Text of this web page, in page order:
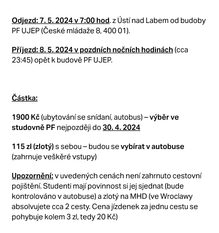
Odjezd: 7. 5. 2024 v 7:00 hod. z Ústí nad Labem od budoby
PF UJEP (České mládaže 8, 400 01).
Příjezd: 8. 5. 2024 v pozdních nočních hodinách(cca
23:45) opět k budově PF UJEP.
Částka:
1900 Kč(ubytování se snídaní, autobus) –výběr ve
studovně PF nejpozději do30. 4. 2024
115 zl (zlotý)s sebou – budou sevybírat v autobuse
(zahrnuje veškěré vstupy)
Upozornění: v uvedených cenách není zahrnuto cestovní
pojištění. Studenti mají povinnost si jej sjednat (bude
kontrolováno v autobuse) a zlotý na MHD (ve Wroclawy
absolvujete cca 2 cesty. Cena jízdenek za jednu cestu se
pohybuje kolem 3 zl, tedy 20 Kč)